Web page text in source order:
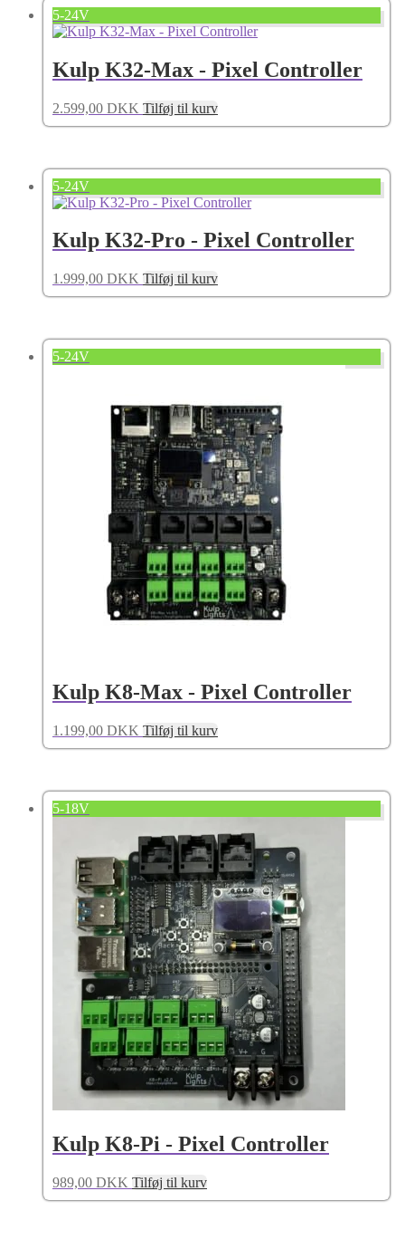
5-24V
Kulp K32-Max - Pixel Controller
2.599,00 DKK Tilføj til kurv
5-24V
Kulp K32-Pro - Pixel Controller
1.999,00 DKK Tilføj til kurv
5-24V
Kulp K8-Max - Pixel Controller
1.199,00 DKK Tilføj til kurv
5-18V
Kulp K8-Pi - Pixel Controller
989,00 DKK Tilføj til kurv